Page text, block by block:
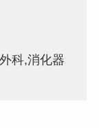
科,消化器